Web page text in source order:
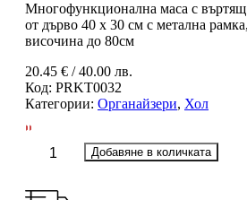
Многофункционална маса с въртящ
от дърво 40 x 30 см с метална
височина до 80см
20.45 € / 40.00 лв.
Код: PRKT0032
Категории: Органайзери, Хол
количествоДобавяне в количката